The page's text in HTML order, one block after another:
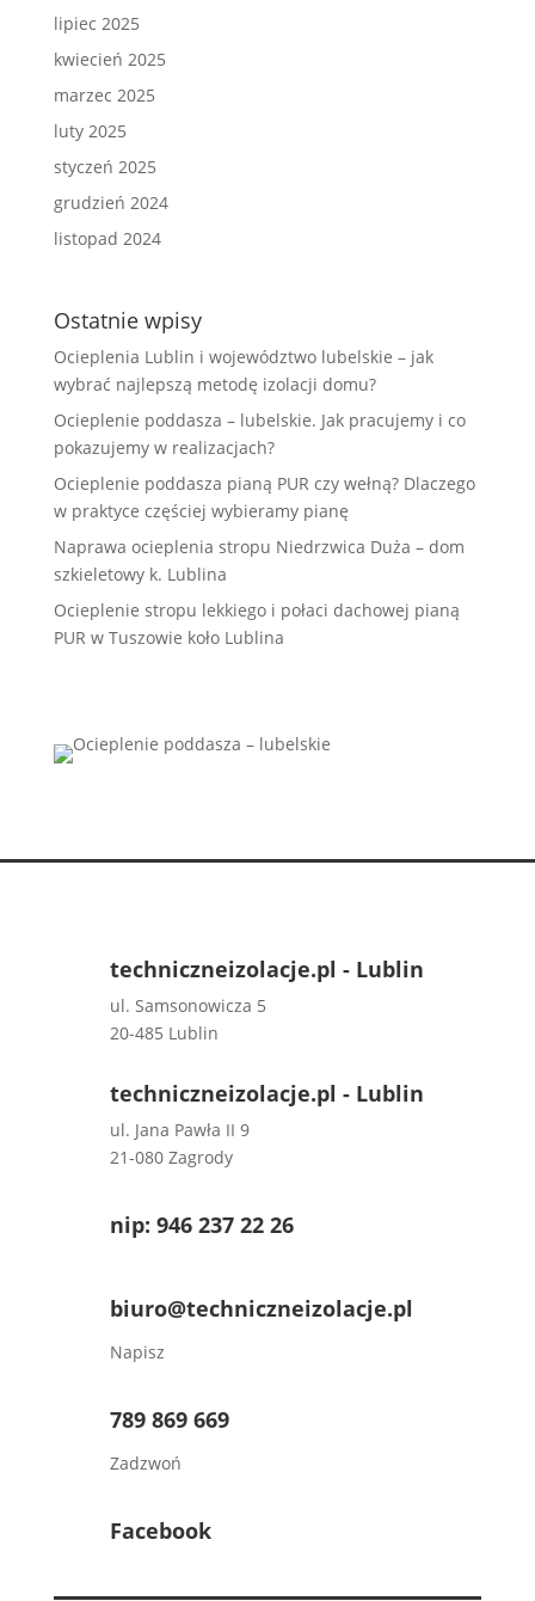
lipiec 2025
kwiecień 2025
marzec 2025
luty 2025
styczeń 2025
grudzień 2024
listopad 2024
Ostatnie wpisy
Ocieplenia Lublin i województwo lubelskie – jak
wybrać najlepszą metodę izolacji domu?
Ocieplenie poddasza – lubelskie. Jak pracujemy i co
pokazujemy w realizacjach?
Ocieplenie poddasza pianą PUR czy wełną? Dlaczego
w praktyce częściej wybieramy pianę
Naprawa ocieplenia stropu Niedrzwica Duża – dom
szkieletowy k. Lublina
Ocieplenie stropu lekkiego i połaci dachowej pianą
PUR w Tuszowie koło Lublina
techniczneizolacje.pl - Lublin
ul. Samsonowicza 5
20-485 Lublin
techniczneizolacje.pl - Lublin
ul. Jana Pawła II 9
21-080 Zagrody
nip: 946 237 22 26
biuro@techniczneizolacje.pl
Napisz
789 869 669
Zadzwoń
Facebook